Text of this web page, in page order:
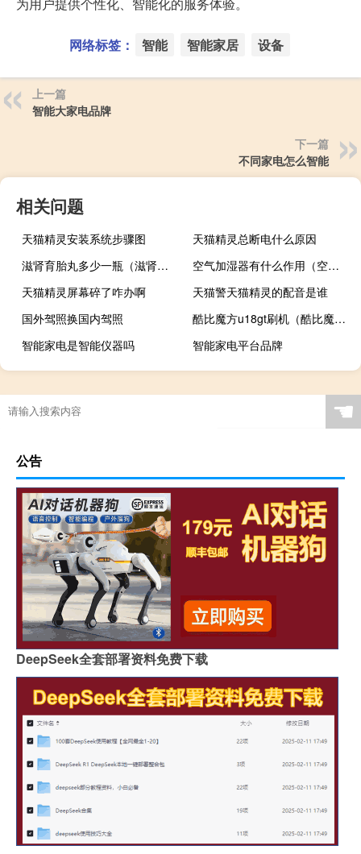
网络标签： 智能 智能家居 设备
上一篇
智能大家电品牌
下一篇
不同家电怎么智能
相关问题
天猫精灵安装系统步骤图
天猫精灵总断电什么原因
滋肾育胎丸多少一瓶（滋肾育胎丸多少钱一盒）
空气加湿器有什么作用（空气加湿器有什么用）
天猫精灵屏幕碎了咋办啊
天猫警天猫精灵的配音是谁
国外驾照换国内驾照
酷比魔方u18gt刷机（酷比魔方u9gt2刷机）
智能家电是智能仪器吗
智能家电平台品牌
☚
公告
DeepSeek全套部署资料免费下载